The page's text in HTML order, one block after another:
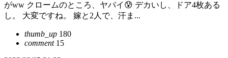
がww クロームのところ、ヤバイ😰 デカいし、ドア4枚ある
し。 大変ですね。 嫁と2人で、汗ま...
thumb_up 180
comment15